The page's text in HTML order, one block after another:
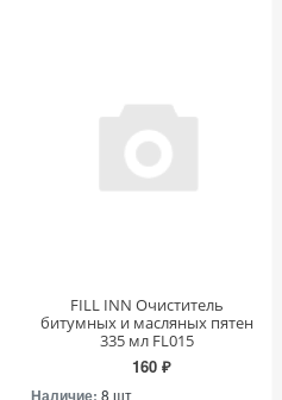
FILL INN Очиститель
битумных и масляных пятен
335 мл FL015
160 ₽
Наличие: 8 шт